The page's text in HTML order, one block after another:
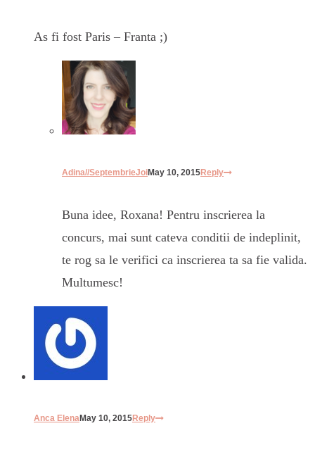
As fi fost Paris – Franta ;)
Adina//SeptembrieJoiMay 10, 2015Reply
Buna idee, Roxana! Pentru inscrierea la
concurs, mai sunt cateva conditii de indeplinit,
te rog sa le verifici ca inscrierea ta sa fie valida.
Multumesc!
Anca ElenaMay 10, 2015Reply